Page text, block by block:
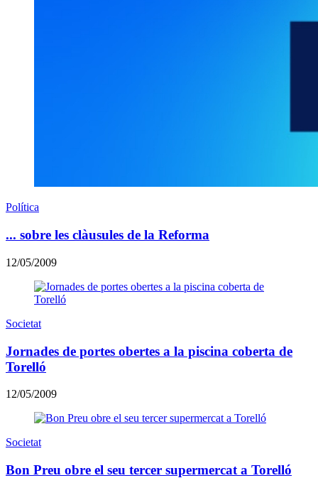
Política
... sobre les clàusules de la Reforma
12/05/2009
Societat
Jornades de portes obertes a la piscina coberta de
Torelló
12/05/2009
Societat
Bon Preu obre el seu tercer supermercat a Torelló